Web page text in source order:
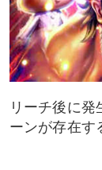
リーチ後に発
ーンが存在す